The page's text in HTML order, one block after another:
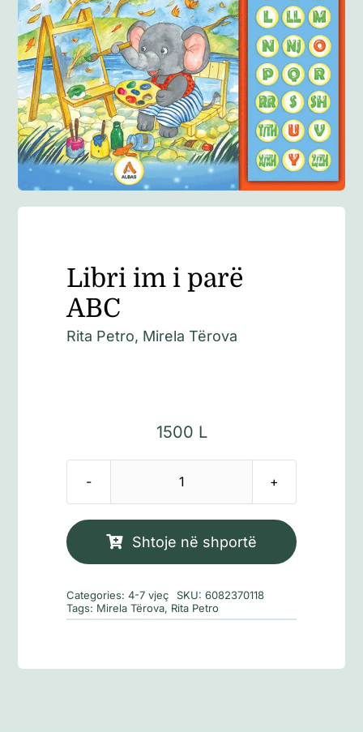
Anglisht
Ditarë
Evente
Blog
Libri im i parë
ABC
Rita Petro, Mirela Tërova
1500 L
Sasi
im
ABC
Shtoje në shportë
Categories:4-7 vjeç SKU:6082370118
Tags: Mirela Tërova, Rita Petro